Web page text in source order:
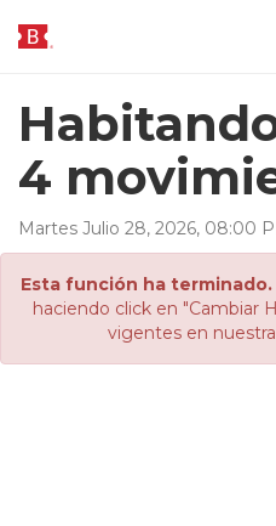
4
Martes Julio 28, 2026, 08:00
Esta función ha terminado.
haciendo click en "Cambiar
vigentes en